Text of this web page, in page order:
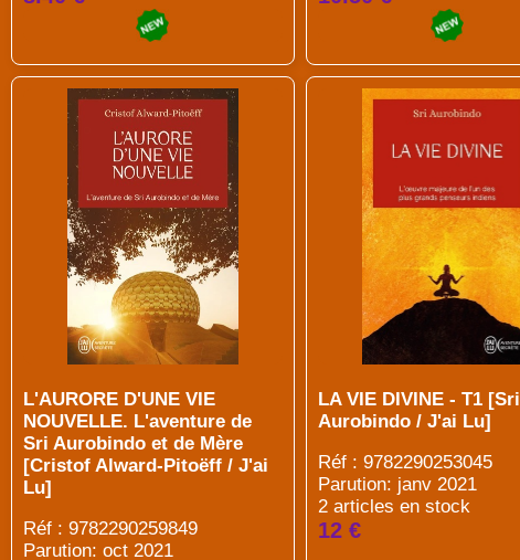
L'AURORE D'UNE VIE
NOUVELLE. L'aventure de
Sri Aurobindo et de Mère
[Cristof Alward-Pitoëff / J'ai
Lu]
Réf : 9782290259849
Parution: oct 2021
LA VIE DIVINE - T1 [Sri
Aurobindo / J'ai Lu]
Réf : 9782290253045
Parution: janv 2021
2 articles en stock
12 €